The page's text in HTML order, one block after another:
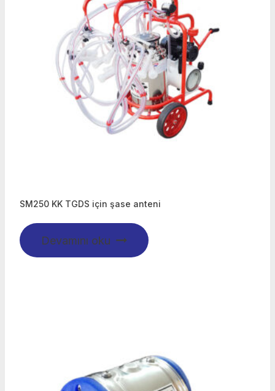
SM250 KK TGDS için şase anteni
Devamını oku